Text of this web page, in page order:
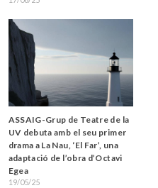
ASSAIG-Grup de Teatre de la
UV debuta amb el seu primer
drama a La Nau, ‘El Far’, una
adaptació de l’obra d’Octavi
Egea
19/05/25